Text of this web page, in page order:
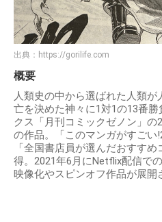
出典： https://gorilife.com
概要
人類史の中から選ばれた人類
亡を決めた神々に1対1の13番
クス「月刊コミックゼノン」の
の作品。「このマンガがすごい
「全国書店員が選んだおすす
得。2021年6月にNetflix配信で
映像化やスピンオフ作品が展開